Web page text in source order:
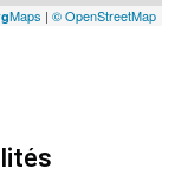
Maps | © OpenStreetMap